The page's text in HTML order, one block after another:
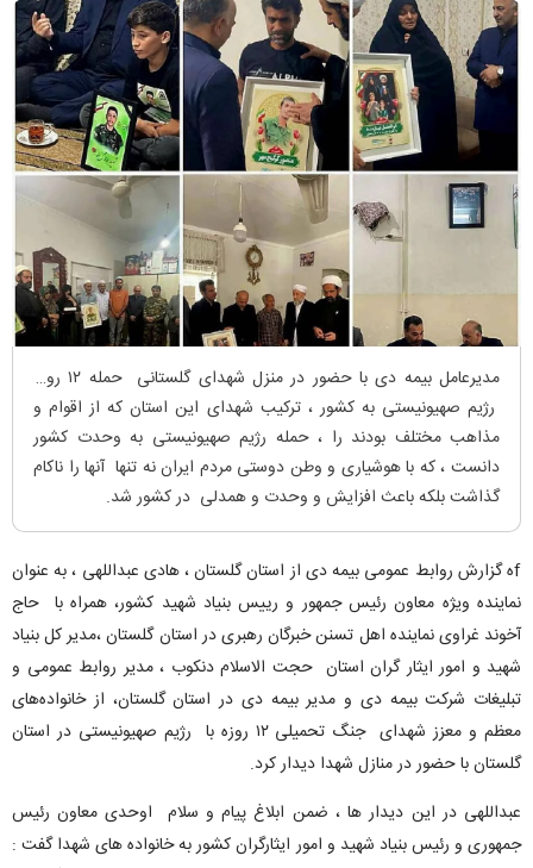
مدیرعامل بیمه دی با حضور در منزل شهدای گلستانی حمله ۱۲ روزه
رژیم صهیونیستی به کشور ، ترکیب شهدای این استان که از اقوام و
مذاهب مختلف بودند را ، حمله رژیم صهیونیستی به وحدت کشور
دانست ، که با هوشیاری و وطن دوستی مردم ایران نه تنها آنها را ناکام
گذاشت بلکه باعث افزایش و وحدت و همدلی در کشور شد.
fه گزارش روابط عمومی بیمه دی از استان گلستان ، هادی عبداللهی ، به عنوان
نماینده ویژه معاون رئیس جمهور و رییس بنیاد شهید کشور، همراه با حاج
آخوند غراوی نماینده اهل تسنن خبرگان رهبری در استان گلستان ،مدیر کل بنیاد
شهید و امور ایثار گران استان حجت الاسلام دنکوب ، مدیر روابط عمومی و
تبلیغات شرکت بیمه دی و مدیر بیمه دی در استان گلستان، از خانواده‌های
معظم و معزز شهدای جنگ تحمیلی ۱۲ روزه با رژیم صهیونیستی در استان
گلستان با حضور در منازل شهدا دیدار کرد.
عبداللهی در این دیدار ها ، ضمن ابلاغ پیام و سلام اوحدی معاون رئیس
جمهوری و رئیس بنیاد شهید و امور ایثارگران کشور به خانواده های شهدا گفت :